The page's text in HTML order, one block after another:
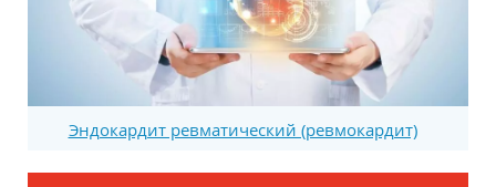
Эндокардит ревматический (ревмокардит)